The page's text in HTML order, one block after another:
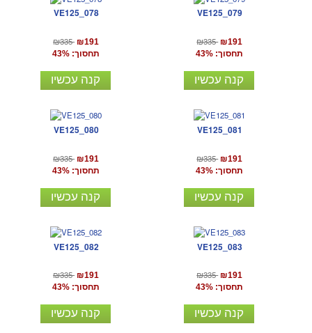
VE125_078
₪335 ₪191
תחסוך: 43%
קנה עכשיו
VE125_079
₪335 ₪191
תחסוך: 43%
קנה עכשיו
VE125_080
₪335 ₪191
תחסוך: 43%
קנה עכשיו
VE125_081
₪335 ₪191
תחסוך: 43%
קנה עכשיו
VE125_082
₪335 ₪191
תחסוך: 43%
קנה עכשיו
VE125_083
₪335 ₪191
תחסוך: 43%
קנה עכשיו